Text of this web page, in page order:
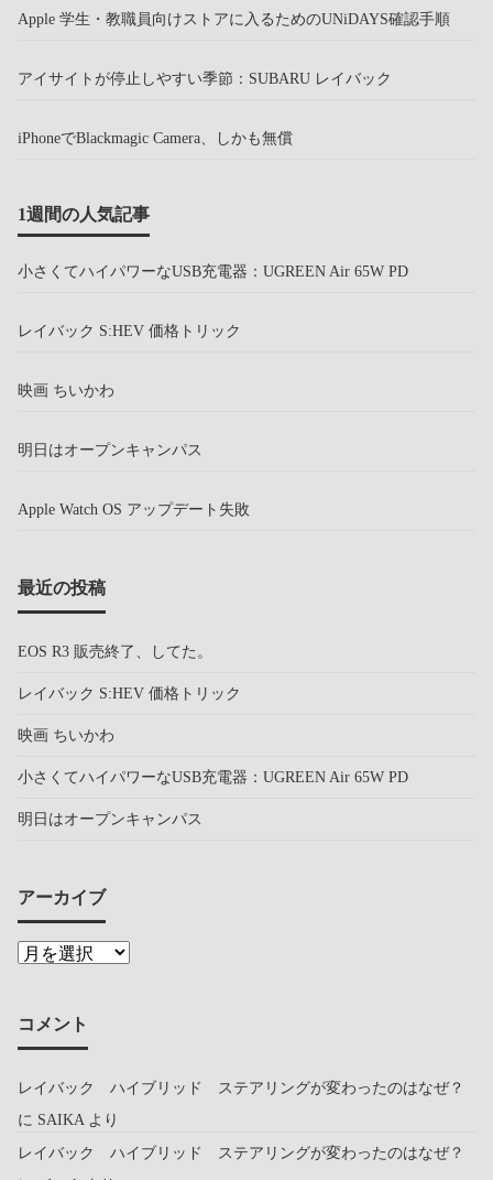
Apple 学生・教職員向けストアに入るためのUNiDAYS確認手順
アイサイトが停止しやすい季節：SUBARU レイバック
iPhoneでBlackmagic Camera、しかも無償
1週間の人気記事
小さくてハイパワーなUSB充電器：UGREEN Air 65W PD
レイバック S:HEV 価格トリック
映画 ちいかわ
明日はオープンキャンパス
Apple Watch OS アップデート失敗
最近の投稿
EOS R3 販売終了、してた。
レイバック S:HEV 価格トリック
映画 ちいかわ
小さくてハイパワーなUSB充電器：UGREEN Air 65W PD
明日はオープンキャンパス
アーカイブ
コメント
レイバック ハイブリッド ステアリングが変わったのはなぜ？
に SAIKA より
レイバック ハイブリッド ステアリングが変わったのはなぜ？